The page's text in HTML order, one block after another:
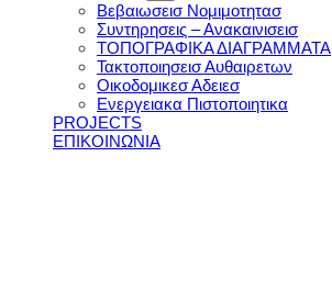
Βεβαιωσεισ Νομιμοτητασ
Συντηρησεις – Ανακαινισεισ
ΤΟΠΟΓΡΑΦΙΚΑ ΔΙΑΓΡΑΜΜΑΤΑ
Τακτοποιησεισ Αυθαιρετων
Οικοδομικεσ Αδειεσ
Ενεργειακα Πιστοποιητικα
PROJECTS
ΕΠΙΚΟΙΝΩΝΙΑ